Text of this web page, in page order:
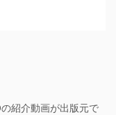
紹介動画が出版元で